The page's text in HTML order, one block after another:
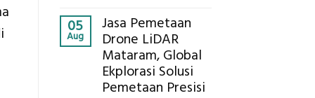
untuk
Hasil
Akurat
Harga
Panel
Bambu
Bio-
PCM
05
Aug
Jasa Pemetaan
Drone LiDAR
Mataram, Global
Ekplorasi Solusi
Pemetaan Presisi